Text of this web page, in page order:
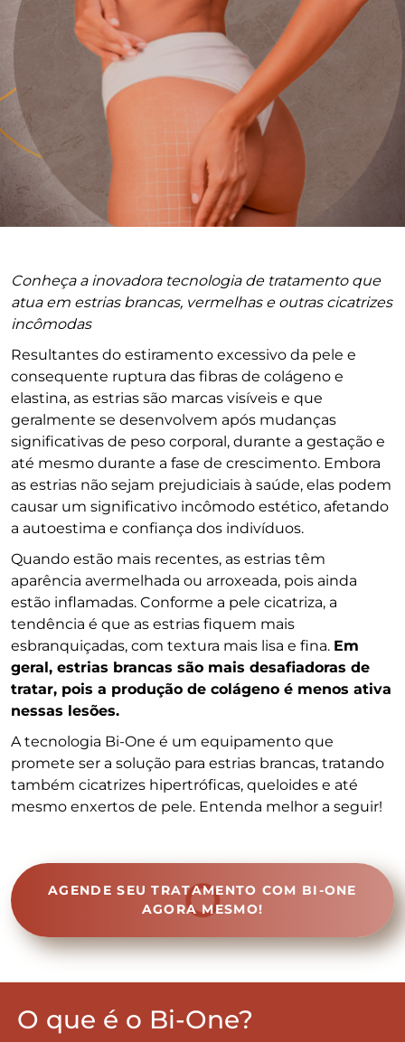
Conheça a inovadora tecnologia de tratamento que
atua em estrias brancas, vermelhas e outras cicatrizes
incômodas
Resultantes do estiramento excessivo da pele e
consequente ruptura das fibras de colágeno e
elastina, as estrias são marcas visíveis e que
geralmente se desenvolvem após mudanças
significativas de peso corporal, durante a gestação e
até mesmo durante a fase de crescimento. Embora
as estrias não sejam prejudiciais à saúde, elas podem
causar um significativo incômodo estético, afetando
a autoestima e confiança dos indivíduos.
Quando estão mais recentes, as estrias têm
aparência avermelhada ou arroxeada, pois ainda
estão inflamadas. Conforme a pele cicatriza, a
tendência é que as estrias fiquem mais
esbranquiçadas, com textura mais lisa e fina. Em
geral, estrias brancas são mais desafiadoras de
tratar, pois a produção de colágeno é menos ativa
nessas lesões.
A tecnologia Bi-One é um equipamento que
promete ser a solução para estrias brancas, tratando
também cicatrizes hipertróficas, queloides e até
mesmo enxertos de pele. Entenda melhor a seguir!
AGENDE SEU TRATAMENTO COM BI-ONE
AGORA MESMO!
O que é o Bi-One?